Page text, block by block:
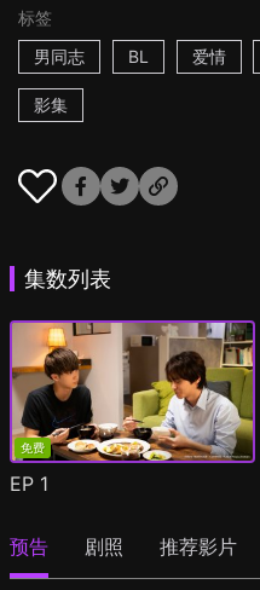
标签
男同志
BL 爱情
影集
集数列表
免费
EP 1
预告 剧照 推荐影片